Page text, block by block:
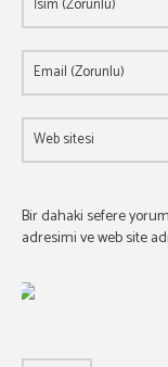
Bir dahaki sefere
adresimi ve web site